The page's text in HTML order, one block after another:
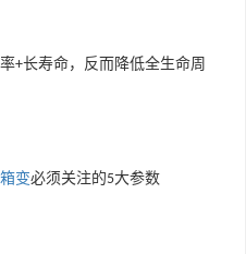
+长寿命，反而降低全生命周
变必须关注的5大参数